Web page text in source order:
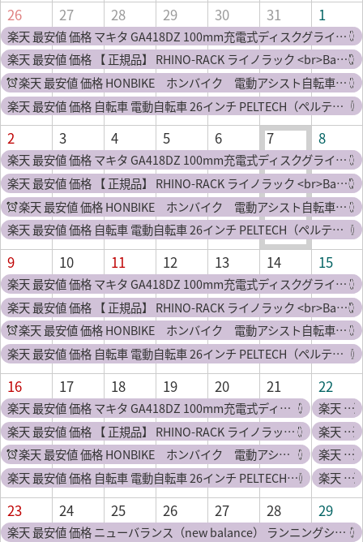
26
楽天 最安値 価格 マキタ GA418DZ 100mm充電式ディスクグラインダ(変速ダイヤル付)(パドルスイッチタイプ+ブレーキ付) 18V(※本体のみ) コードレス ◆
楽天 最安値 価格 【 正規品】 RHINO-RACK ライノラック <br>Batwing Awning (Left) バットウィング オーニング 左側マウント カーサイドタープ
楽天 最安値 価格 HONBIKE ホンバイク 電動アシスト自転車 チェーンレス 折りたたみ自転車（CLI）【送料無料】【海外×】【代引き不可】【メーカー直送】
楽天 最安値 価格 自転車 電動自転車 26インチ PELTECH（ペルテック） 電動アシスト自転車 内装3段 8AHTDF-14ZX<br>送料無料 電動アシスト E−BIKE 3段変速 完成車 100％完成車納品 便利 通勤 坂道 電動 株式会社PEL
27 28 29 30 31 1
2
楽天 最安値 価格 マキタ GA418DZ 100mm充電式ディスクグラインダ(変速ダイヤル付)(パドルスイッチタイプ+ブレーキ付) 18V(※本体のみ) コードレス ◆
楽天 最安値 価格 【 正規品】 RHINO-RACK ライノラック <br>Batwing Awning (Left) バットウィング オーニング 左側マウント カーサイドタープ
楽天 最安値 価格 HONBIKE ホンバイク 電動アシスト自転車 チェーンレス 折りたたみ自転車（CLI）【送料無料】【海外×】【代引き不可】【メーカー直送】
楽天 最安値 価格 自転車 電動自転車 26インチ PELTECH（ペルテック） 電動アシスト自転車 内装3段 8AHTDF-14ZX<br>送料無料 電動アシスト E−BIKE 3段変速 完成車 100％完成車納品 便利 通勤 坂道 電動 株式会社PEL
3 4 5 6 7 8
9
楽天 最安値 価格 マキタ GA418DZ 100mm充電式ディスクグラインダ(変速ダイヤル付)(パドルスイッチタイプ+ブレーキ付) 18V(※本体のみ) コードレス ◆
楽天 最安値 価格 【 正規品】 RHINO-RACK ライノラック <br>Batwing Awning (Left) バットウィング オーニング 左側マウント カーサイドタープ
楽天 最安値 価格 HONBIKE ホンバイク 電動アシスト自転車 チェーンレス 折りたたみ自転車（CLI）【送料無料】【海外×】【代引き不可】【メーカー直送】
楽天 最安値 価格 自転車 電動自転車 26インチ PELTECH（ペルテック） 電動アシスト自転車 内装3段 8AHTDF-14ZX<br>送料無料 電動アシスト E−BIKE 3段変速 完成車 100％完成車納品 便利 通勤 坂道 電動 株式会社PEL
10 11 12 13 14 15
16
楽天 最安値 価格 マキタ GA418DZ 100mm充電式ディスクグラインダ(変速ダイヤル付)(パドルスイッチタイプ+ブレーキ付) 18V(※本体のみ) コードレス ◆
楽天 最安値 価格 【 正規品】 RHINO-RACK ライノラック <br>Batwing Awning (Left) バットウィング オーニング 左側マウント カーサイドタープ
楽天 最安値 価格 HONBIKE ホンバイク 電動アシスト自転車 チェーンレス 折りたたみ自転車（CLI）【送料無料】【海外×】【代引き不可】【メーカー直送】
楽天 最安値 価格 自転車 電動自転車 26インチ PELTECH（ペルテック） 電動アシスト自転車 内装3段 8AHTDF-14ZX<br>送料無料 電動アシスト E−BIKE 3段変速 完成車 100％完成車納品 便利 通勤 坂道 電動 株式会社PEL
17 18 19 20 21 22
楽天 最安値 価格 ポータブル電源 Bluetti EP500 5100Wh大容量 蓄電池 家庭用 2000W ソーラーパネル リン酸鉄リチウムイオン 電動工具 太陽光パネル 発電機 防災 停電 バックアップ電源 UPS機能 無停電電源 純正弦波 正弦波
楽天 最安値 価格 マキタ GA418DZ 100mm充電式ディスクグラインダ(変速ダイヤル付)(パドルスイッチタイプ+ブレーキ付) 18V(※本体のみ) コードレス ◆
楽天 最安値 価格 【あす楽】SHC1000 12 brinnno ルスカII ルスカ2 ドアスコープ 防犯カメラ ルスカ最高クラス
楽天 最安値 価格 自転車 電動自転車 26インチ PELTECH（ペルテック） 電動アシスト自転車 内装3段 8AHTDF-14ZX<br>送料無料 電動アシスト E−BIKE 3段変速 完成車 100％完成車納品 便利 通勤 坂道 電動 株式会社PEL
23
楽天 最安値 価格 ニューバランス（new balance） ランニングシューズ 緑 グリーン FuelCell SuperComp Trainer LG2 MRCXLG2 Dトレーニングシューズ 部活 靴 メンズ （メンズ）
24 25 26 27 28 29